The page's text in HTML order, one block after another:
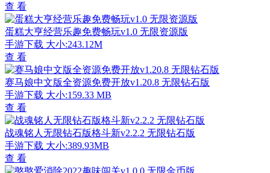
查 看
蛋糕大亨经营乐趣免费畅玩v1.0 无限资源版
手游下载 大小:243.12M
查 看
赛马娘中文版全资源免费开放v1.20.8 无限钻石版
手游下载 大小:159.33 MB
查 看
战魂铭人无限钻石版格斗新v2.2.2 无限钻石版
手游下载 大小:389.93MB
查 看